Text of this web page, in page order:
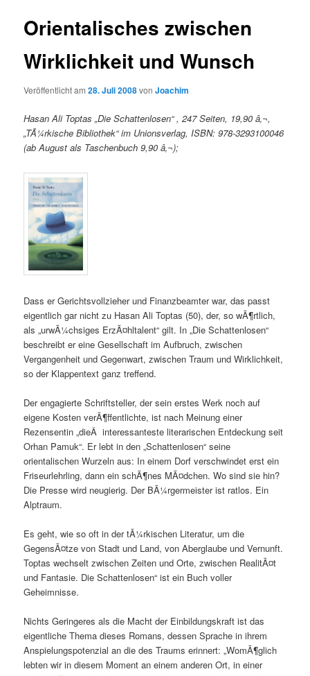
Orientalisches zwischen
Wirklichkeit und Wunsch
Veröffentlicht am28. Juli 2008vonJoachim
Hasan Ali Toptas „Die Schattenlosen“ , 247 Seiten, 19,90 â‚¬,
„TÃ¼rkische Bibliothek“ im Unionsverlag, ISBN: 978-3293100046
(ab August als Taschenbuch 9,90 â‚¬);
Dass er Gerichtsvollzieher und Finanzbeamter war, das passt
eigentlich gar nicht zu Hasan Ali Toptas (50), der, so wÃ¶rtlich,
als „urwÃ¼chsiges ErzÃ¤hltalent“ gilt. In „Die Schattenlosen“
beschreibt er eine Gesellschaft im Aufbruch, zwischen
Vergangenheit und Gegenwart, zwischen Traum und Wirklichkeit,
so der Klappentext ganz treffend.
Der engagierte Schriftsteller, der sein erstes Werk noch auf
eigene Kosten verÃ¶ffentlichte, ist nach Meinung einer
Rezensentin „dieÂ interessanteste literarischen Entdeckung seit
Orhan Pamuk“. Er lebt in den „Schattenlosen“ seine
orientalischen Wurzeln aus: In einem Dorf verschwindet erst ein
Friseurlehrling, dann ein schÃ¶nes MÃ¤dchen. Wo sind sie hin?
Die Presse wird neugierig. Der BÃ¼rgermeister ist ratlos. Ein
Alptraum.
Es geht, wie so oft in der tÃ¼rkischen Literatur, um die
GegensÃ¤tze von Stadt und Land, von Aberglaube und Vernunft.
Toptas wechselt zwischen Zeiten und Orte, zwischen RealitÃ¤t
und Fantasie. Die Schattenlosen“ ist ein Buch voller
Geheimnisse.
Nichts Geringeres als die Macht der Einbildungskraft ist das
eigentliche Thema dieses Romans, dessen Sprache in ihrem
Anspielungspotenzial an die des Traums erinnert: „WomÃ¶glich
lebten wir in diesem Moment an einem anderen Ort, in einer